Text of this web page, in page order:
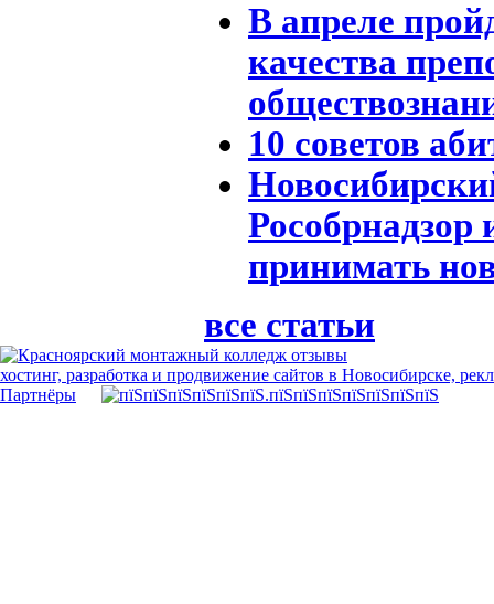
В апреле
качества
10 советов
Рособрнадзор
принимать
все статьи
хостинг, разработка и продвижение сайтов в Новосибирске,
Партнёры